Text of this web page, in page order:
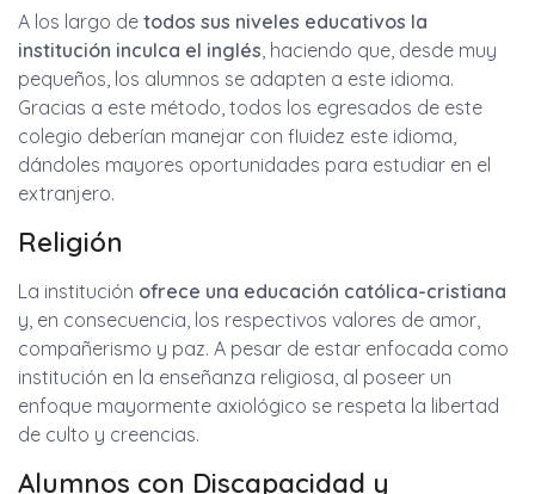
A los largo de todos sus niveles educativos la
institución inculca el inglés, haciendo que, desde muy
pequeños, los alumnos se adapten a este idioma.
Gracias a este método, todos los egresados de este
colegio deberían manejar con fluidez este idioma,
dándoles mayores oportunidades para estudiar en el
extranjero.
Religión
La institución ofrece una educación católica-cristiana
y, en consecuencia, los respectivos valores de amor,
compañerismo y paz. A pesar de estar enfocada como
institución en la enseñanza religiosa, al poseer un
enfoque mayormente axiológico se respeta la libertad
de culto y creencias.
Alumnos con Discapacidad y